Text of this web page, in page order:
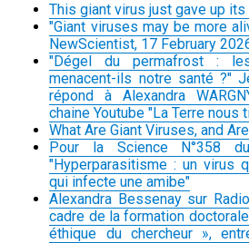
This giant virus just gave up
"Giant viruses may be more
NewScientist, 17 February
"Dégel du permafrost :
menacent-ils notre santé ?"
répond à Alexandra
chaine Youtube "La Terre nous
What Are Giant Viruses, and
Pour la Science N°358
"Hyperparasitisme : un virus
qui infecte une amibe"
Alexandra Bessenay sur
cadre de la formation
éthique du chercheur »,